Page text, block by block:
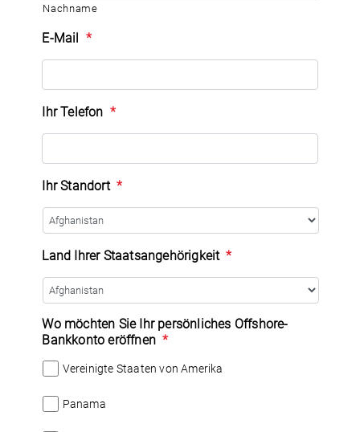
Nachname
E-Mail *
Ihr Telefon *
Ihr Standort *
Land Ihrer Staatsangehörigkeit *
Wo möchten Sie Ihr persönliches Offshore-
Bankkonto eröffnen *
Vereinigte Staaten von Amerika
Panama